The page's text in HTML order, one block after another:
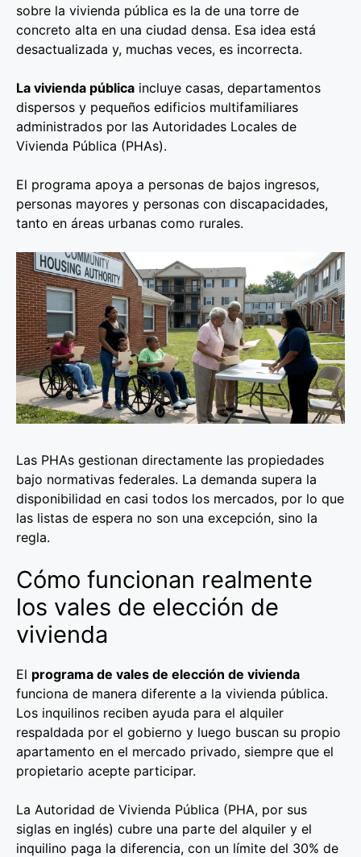
sobre la vivienda pública es la de una torre de
concreto alta en una ciudad densa. Esa idea está
desactualizada y, muchas veces, es incorrecta.
La vivienda pública incluye casas, departamentos
dispersos y pequeños edificios multifamiliares
administrados por las Autoridades Locales de
Vivienda Pública (PHAs).
El programa apoya a personas de bajos ingresos,
personas mayores y personas con discapacidades,
tanto en áreas urbanas como rurales.
Las PHAs gestionan directamente las propiedades
bajo normativas federales. La demanda supera la
disponibilidad en casi todos los mercados, por lo que
las listas de espera no son una excepción, sino la
regla.
Cómo funcionan realmente
los vales de elección de
vivienda
El programa de vales de elección de vivienda
funciona de manera diferente a la vivienda pública.
Los inquilinos reciben ayuda para el alquiler
respaldada por el gobierno y luego buscan su propio
apartamento en el mercado privado, siempre que el
propietario acepte participar.
La Autoridad de Vivienda Pública (PHA, por sus
siglas en inglés) cubre una parte del alquiler y el
inquilino paga la diferencia, con un límite del 30% de